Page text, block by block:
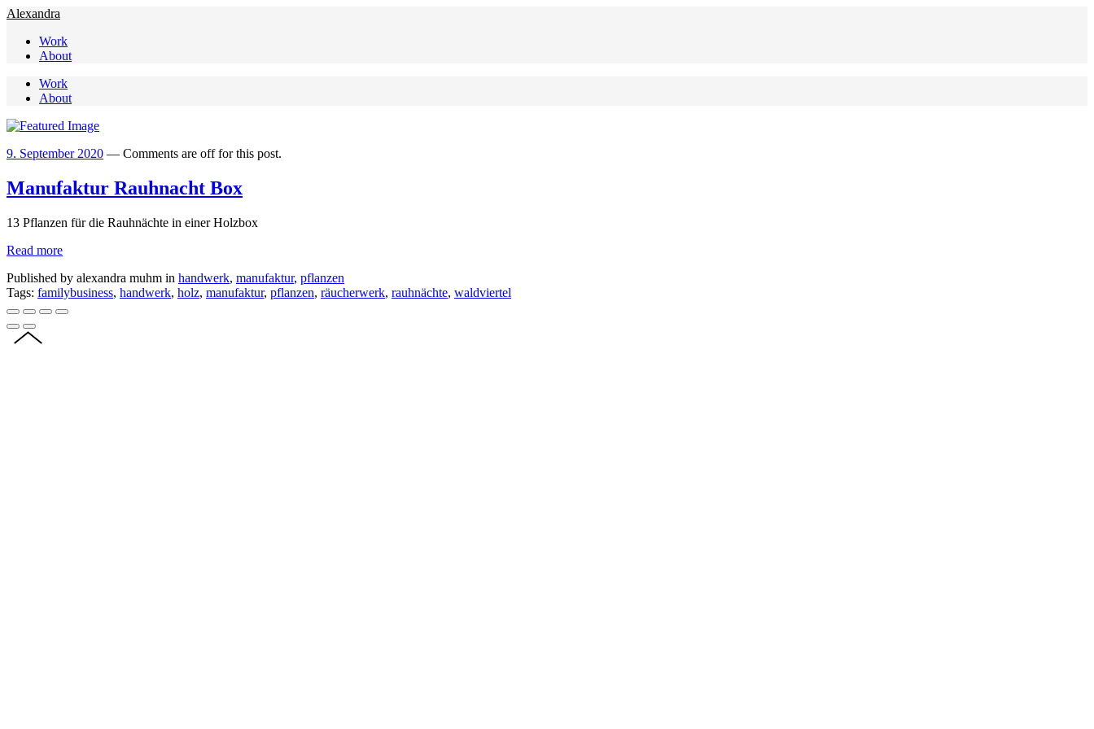
Alexandra
Work
About
Work
About
9. September 2020 — Comments are off for this post.
Manufaktur Rauhnacht Box
13 Pflanzen für die Rauhnächte in einer Holzbox
Read more
Published by alexandra muhm in handwerk, manufaktur, pflanzen
Tags: familybusiness, handwerk, holz, manufaktur, pflanzen, räucherwerk, rauhnächte, waldviertel